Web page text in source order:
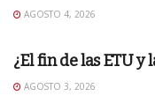
AGOSTO 4, 2026
¿El fin de las ETU y
AGOSTO 3, 2026